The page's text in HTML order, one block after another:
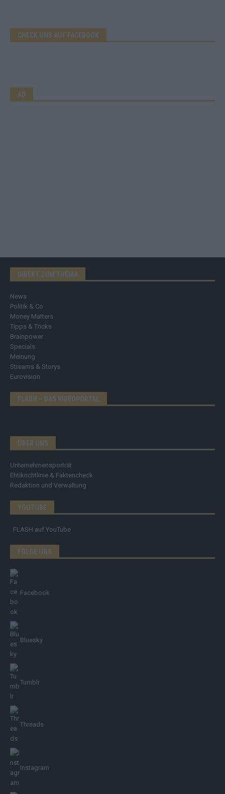
CHECK UNS AUF FACEBOOK
AD
DIREKT ZUM THEMA
News
Politik & Co
Money Matters
Tipps & Tricks
Brainpower
Specials
Meinung
Streams & Storys
Eurovision
FLASH – DAS VIDEOPORTAL
ÜBER UNS
Unternehmensporträt
Ehtikrichtlinie & Faktencheck
Redaktion und Verwaltung
YOUTUBE
FLASH auf YouTube
FOLGE UNS
Facebook
Bluesky
Tumblr
Threads
Instagram